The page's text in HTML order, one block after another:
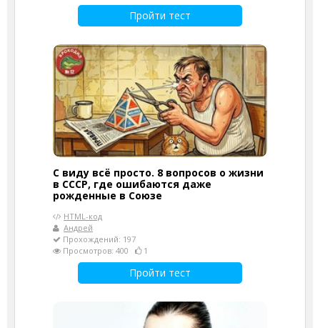
Пройти тест
С виду всё просто. 8 вопросов о жизни
в СССР, где ошибаются даже
рожденные в Союзе
HTML-код
Андрей
Прохождений: 197
Просмотров: 400
1
Пройти тест